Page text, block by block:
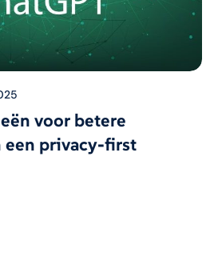
voor betere
privacy-first